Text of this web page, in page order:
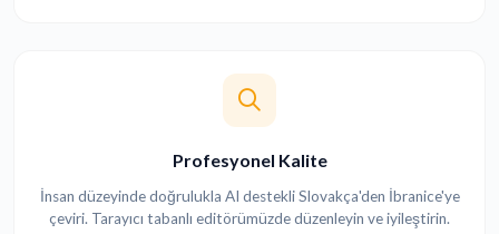
Profesyonel Kalite
İnsan düzeyinde doğrulukla AI destekli Slovakça'den İbranice'ye
çeviri. Tarayıcı tabanlı editörümüzde düzenleyin ve iyileştirin.